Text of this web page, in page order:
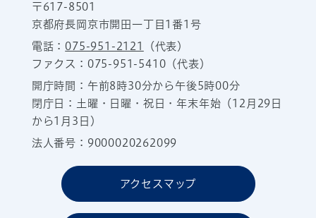
〒617-8501
京都府長岡京市開田一丁目1番1号
電話：075-951-2121
（代表）
ファクス：075-951-5410（代表）
開庁時間：午前8時30分から午後5時00分
閉庁日：土曜・日曜・祝日・年末年始（12月29日
から1月3日）
法人番号：9000020262099
アクセスマップ